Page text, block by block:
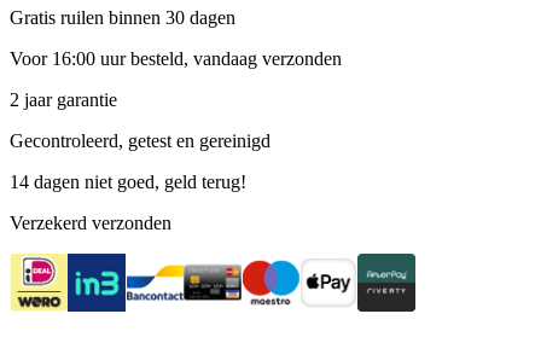
Gratis ruilen binnen 30 dagen
Voor 16:00 uur besteld, vandaag verzonden
2 jaar garantie
Gecontroleerd, getest en gereinigd
14 dagen niet goed, geld terug!
Verzekerd verzonden